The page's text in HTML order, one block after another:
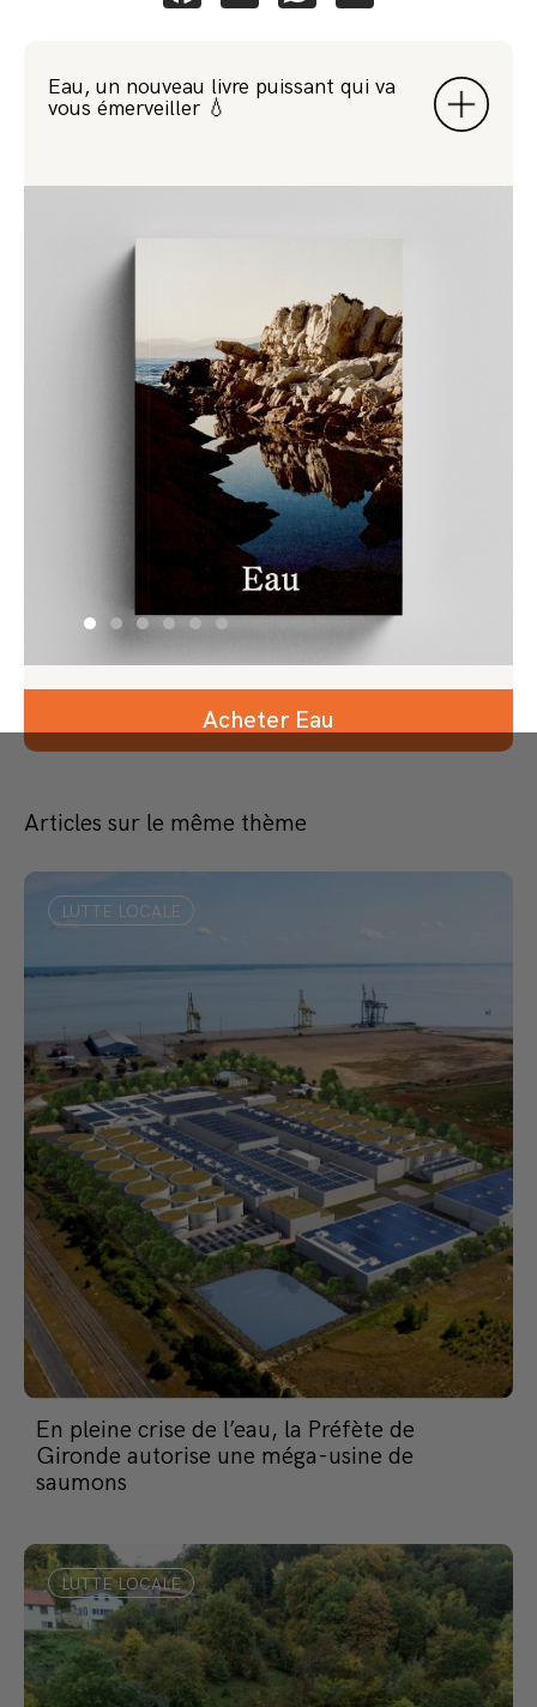
Eau, un nouveau livre puissant qui va
vous émerveiller 💧
Acheter Eau
Articles sur le même thème
LUTTE LOCALE
En pleine crise de l’eau, la Préfète de
Gironde autorise une méga-usine de
saumons
LUTTE LOCALE